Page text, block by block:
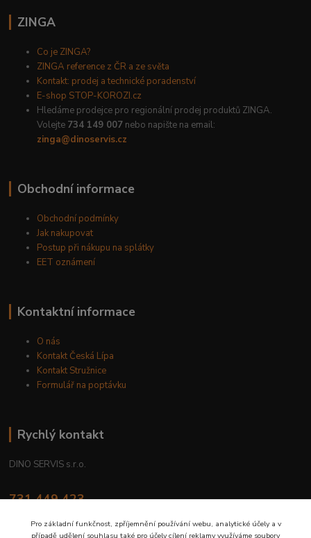
ZINGA
Co je ZINGA?
ZINGA reference z ČR a ze světa
Kontakt: prodej a technické poradenství
E-shop STOP-KOROZI.cz
Hledáme prodejce pro regionální prodej produktů ZINGA.
Volejte 734 149 007 nebo napište na email:
zinga@dinoservis.cz
Obchodní informace
Obchodní podmínky
Jak nakupovat
Postup při nákupu na splátky
EET oznámení
Kontaktní informace
O nás
Kontakt Česká Lípa
Kontakt Stružnice
Formulář na poptávku
Rychlý kontakt
DINO SERVIS s.r.o.
731 449 423
Pro základní funkčnost, zpříjemnění používání webu, analytické účely a v
případě udělení souhlasu také pro účely cílení reklamy využíváme soubory